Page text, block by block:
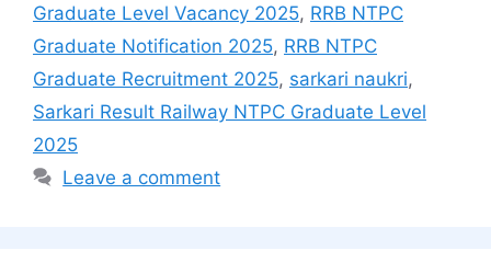
Graduate Level Vacancy 2025, RRB NTPC
Graduate Notification 2025, RRB NTPC
Graduate Recruitment 2025, sarkari naukri,
Sarkari Result Railway NTPC Graduate Level
2025
Leave a comment